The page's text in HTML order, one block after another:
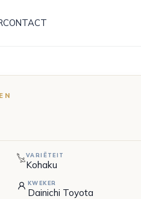
CONTACT
VARIËTEIT
Kohaku
KWEKER
Dainichi Toyota